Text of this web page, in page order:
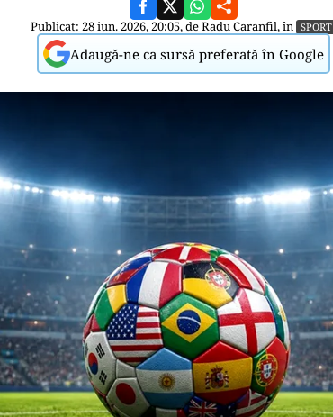
Publicat: 28 iun. 2026, 20:05, deRadu Caranfil, în SPORT
Adaugă-ne ca sursă preferată în Google